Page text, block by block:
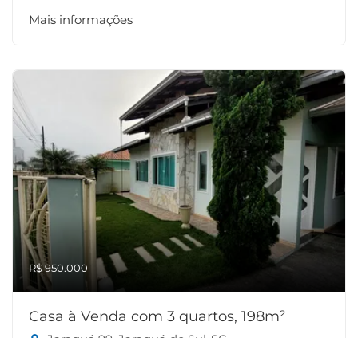
Mais informações
R$ 950.000
Casa à Venda com 3 quartos, 198m²